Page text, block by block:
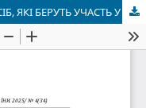
ЗАХИСТ ПЕРСОНАЛЬНИХ ДАНИХ ОСІБ, ЯКІ БЕРУТЬ УЧАСТЬ У КРИМІНАЛЬНОМУ СУДОЧИНСТВІ